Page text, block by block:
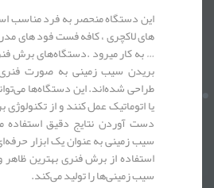
این دستگاه منحصر به فرد مناسب
های لاکچری ، کافه فست فود های
… به کار میرود .دستگاه‌های برش
بریدن سیب زمینی به صورت
طراحی شده‌اند. این دستگاه‌ها
یا اتوماتیک عمل کنند و از
دست آوردن نتایج دقیق
سیب زمینی به عنوان یک ابزار
استفاده از برش فنری بهترین
سیب زمینی‌ها را تولید می‌کند.